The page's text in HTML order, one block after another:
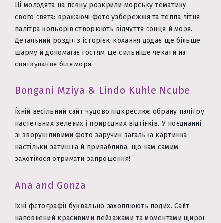
Ці молодята на повну розкрили морську тематику
свого свята: вражаючі фото узбережжя та тепла літня
палітра кольорів створюють відчуття сонця й моря.
Детальний розділ з історією кохання додає ще більше
шарму й допомагає гостям ще сильніше чекати на
святкування біля моря.
Bongani Mziya & Lindo Kuhle Ncube
Їхній весільний сайт чудово підкреслює обрану палітру
пастельних зелених і природних відтінків. У поєднанні
зі зворушливими фото заручин загальна картинка
настільки затишна й приваблива, що нам самим
захотілося отримати запрошення!
Ana and Gonza
Їхні фотографії буквально захоплюють подих. Сайт
наповнений красивими пейзажами та моментами щирої